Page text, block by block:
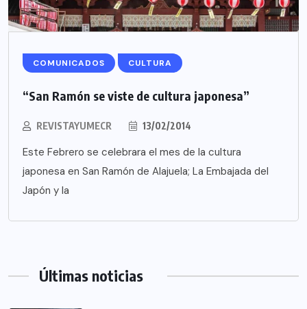
COMUNICADOS CULTURA
“San Ramón se viste de cultura japonesa”
REVISTAYUMECR 13/02/2014
Este Febrero se celebrara el mes de la cultura
japonesa en San Ramón de Alajuela; La Embajada del
Japón y la
Últimas noticias